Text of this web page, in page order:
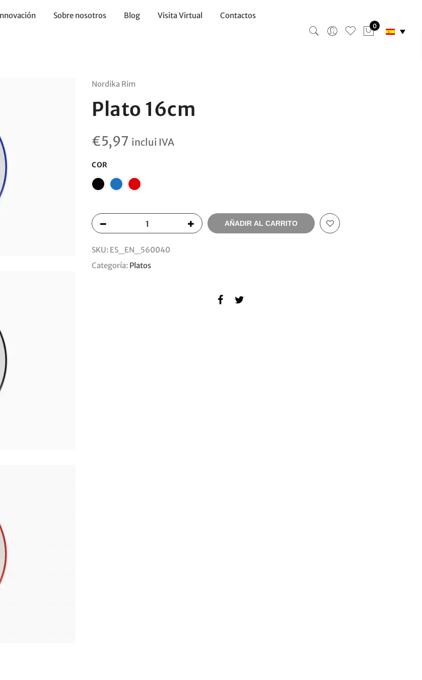
Sobre nosotros Blog Visita Virtual Contactos
0
Nordika Rim
Plato 16cm
€5,97 inclui IVA
COR
AÑADIR AL CARRITO
SKU: ES_EN_560040
Categoría: Platos